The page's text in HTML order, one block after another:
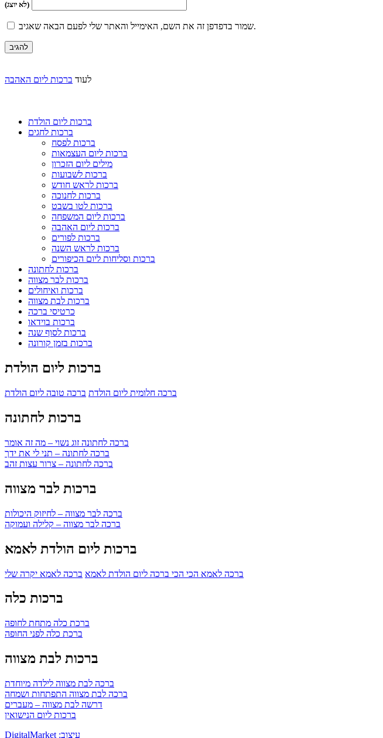
(לא יוצג)
שמור בדפדפן זה את השם, האימייל והאתר שלי לפעם הבאה שאגיב.
לעוד ברכות ליום האהבה
ברכות ליום הולדת
ברכות לחגים
ברכות לפסח
ברכות ליום העצמאות
מילים ליום הזכרון
ברכות לשבועות
ברכות לראש חודש
ברכות לחנוכה
ברכות לטו בשבט
ברכות ליום המשפחה
ברכות ליום האהבה
ברכות לפורים
ברכות לראש השנה
ברכות וסליחות ליום הכיפורים
ברכות לחתונה
ברכות לבר מצווה
ברכות ואיחולים
ברכות לבת מצווה
כרטיסי ברכה
ברכות בוידאו
ברכות לסוף שנה
ברכות בזמן קורונה
ברכות ליום הולדת
ברכה חלומית ליום הולדת ברכה טובה ליום הולדת
ברכות לחתונה
ברכה לחתונה זוג נשוי – מה זה אומר
ברכה לחתונה – תני לי את ידך
ברכה לחתונה – צרור עצות זהב
ברכות לבר מצווה
ברכה לבר מצווה – לחיזוק היכולות
ברכה לבר מצווה – קלילה ועמוקה
ברכות ליום הולדת לאמא
ברכה לאמא הכי הכי ברכה ליום הולדת לאמא ברכה לאמא יקרה שלי
ברכות כלה
ברכת כלה מתחת לחופה
ברכת כלה לפני החופה
ברכות לבת מצווה
ברכה לבת מצווה לילדה מיוחדת
ברכה לבת מצווה התפתחות ושמחה
דרשה לבת מצווה – מעברים
ברכות ליום הנישואין
DigitalMarket :עיצוב